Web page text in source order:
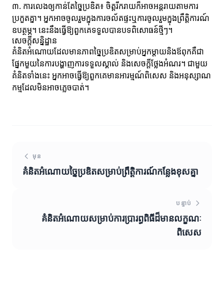
៣. ការលេងឲ្យកាន់តែច្នៃប្រឌិត៖ ចិត្តរីករាយក៏អាចអន្ដរាយតាមការ
ប្រកួតគ្នា។ អ្នកអាចចូលរួមក្នុងការចល័តផ្ទះឬការចូលរួមក្នុងព្រឹត្តិការណ៍
ឧបត្ថម្ភ។ នេះនឹងធ្វើឱ្យពួកគេទទួលបានបទពិសោធន៍ថ្មីៗ។
សេចក្តីសន្និដ្ឋាន
គំនិតអំណោយដែលមានភាពច្នៃប្រឌិតសម្រាប់អ្នកម្តាយនិងឪពុកគឺជា
ផ្នែកមួយនៃការបង្ហាញការទទួលស្គាល់ និងសេចក្តីថ្លែងអំណរ។ ជាមួយ
គំនិតទាំងនេះ អ្នកអាចធ្វើឱ្យពួកគេមានអារម្មណ៍ពិសេស និងអនុស្សាណ
កម្មដែលមិនអាចភ្លេចបាត់។
មុន
គំនិតអំណោយច្នៃប្រឌិតសម្រាប់ព្រឹត្តិការណ៍កន្លែងខុសគ្នា
បន្ទាប់
គំនិតអំណោយសម្រាប់ការប្រារព្ធពិធីដ៏មានលក្ខណៈ
ពិសេស